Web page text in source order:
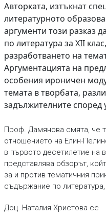
Авторката, изтъкнат
литературното
аргументи този разказ
по литература за ХІІ
разработването на
Аргументацията на
особения ироничен
темата в творбата,
задължителните според
Проф. Дамянова смята, че
отношението на Елин-
в първото десетилетие на
представлява обзорът,
за и против тематичния
съдържание по
Доц. Наталия Христова се